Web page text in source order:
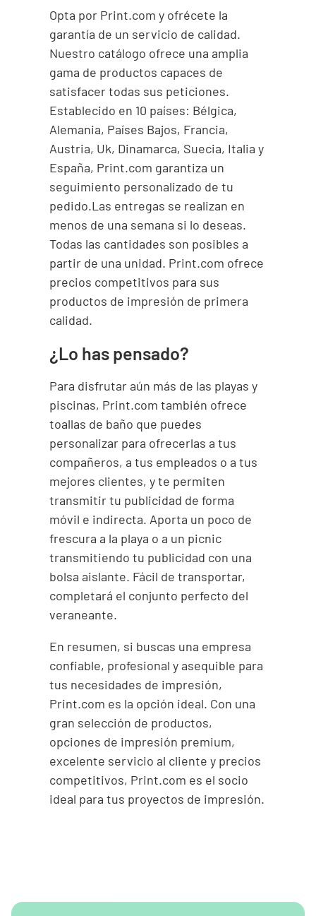
Opta por Print.com y ofrécete la
garantía de un servicio de calidad.
Nuestro catálogo ofrece una amplia
gama de productos capaces de
satisfacer todas sus peticiones.
Establecido en 10 países: Bélgica,
Alemania, Países Bajos, Francia,
Austria, Uk, Dinamarca, Suecia, Italia y
España, Print.com garantiza un
seguimiento personalizado de tu
pedido.Las entregas se realizan en
menos de una semana si lo deseas.
Todas las cantidades son posibles a
partir de una unidad. Print.com ofrece
precios competitivos para sus
productos de impresión de primera
calidad.
¿Lo has pensado?
Para disfrutar aún más de las playas y
piscinas, Print.com también ofrece
toallas de baño que puedes
personalizar para ofrecerlas a tus
compañeros, a tus empleados o a tus
mejores clientes, y te permiten
transmitir tu publicidad de forma
móvil e indirecta. Aporta un poco de
frescura a la playa o a un picnic
transmitiendo tu publicidad con una
bolsa aislante. Fácil de transportar,
completará el conjunto perfecto del
veraneante.
En resumen, si buscas una empresa
confiable, profesional y asequible para
tus necesidades de impresión,
Print.com es la opción ideal. Con una
gran selección de productos,
opciones de impresión premium,
excelente servicio al cliente y precios
competitivos, Print.com es el socio
ideal para tus proyectos de impresión.